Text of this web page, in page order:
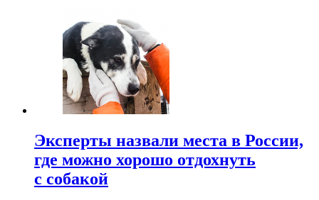
Эксперты назвали места в России,
где можно хорошо отдохнуть
с собакой